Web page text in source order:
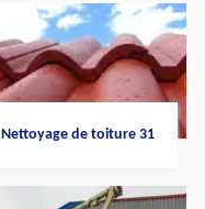
Nettoyage de toiture 31